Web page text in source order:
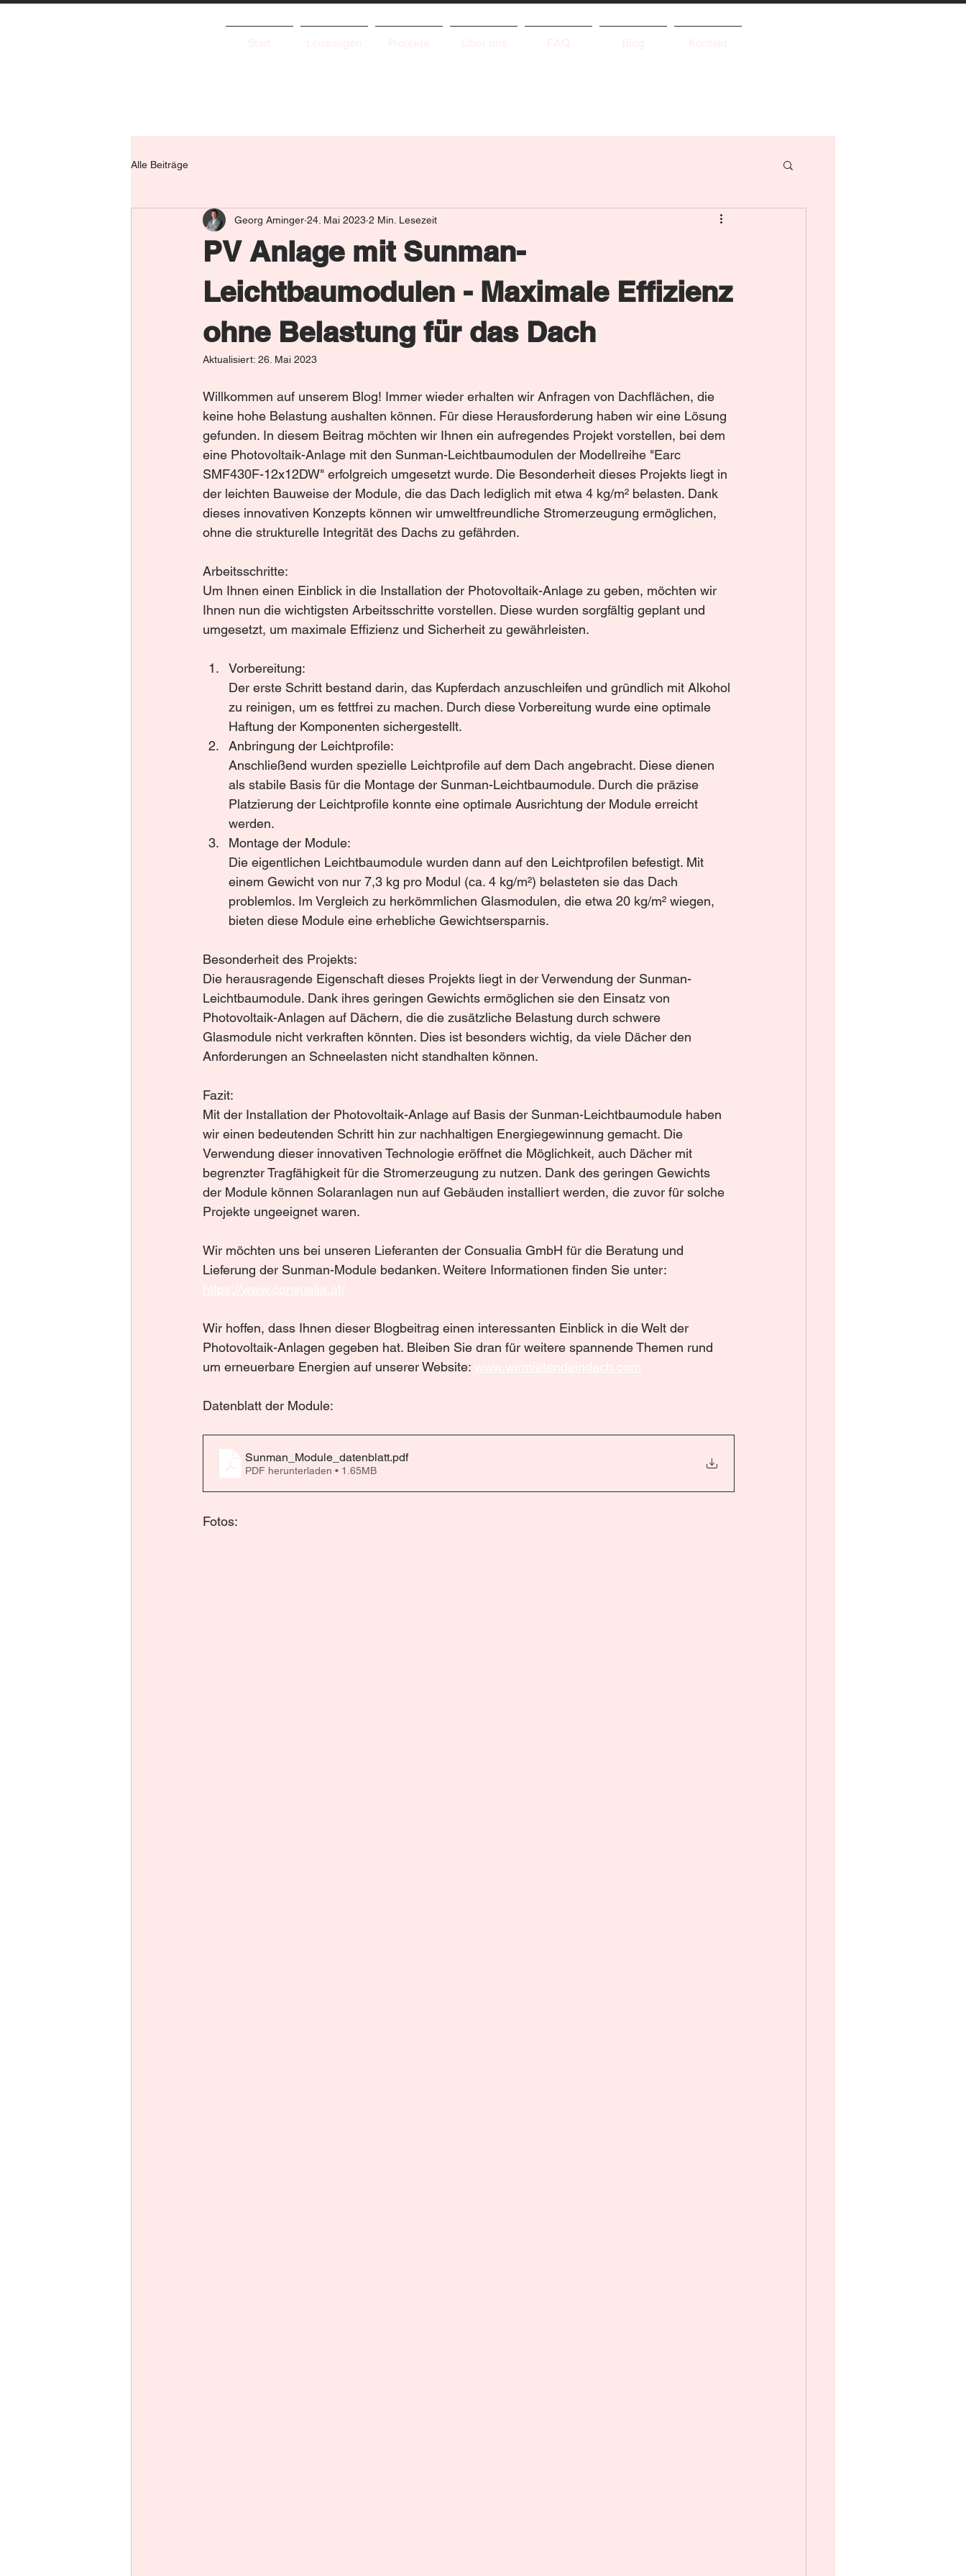
Alle Beiträge
PV Anlage mit Sunman-
Leichtbaumodulen - Maximale Effizienz
ohne Belastung für das Dach
Georg Aminger 24. Mai 2023 2 Min. Lesezeit
Aktualisiert: 26. Mai 2023
Willkommen auf unserem Blog! Immer wieder erhalten wir Anfragen von Dachflächen, die
keine hohe Belastung aushalten können. Für diese Herausforderung haben wir eine Lösung
gefunden. In diesem Beitrag möchten wir Ihnen ein aufregendes Projekt vorstellen, bei dem
eine Photovoltaik-Anlage mit den Sunman-Leichtbaumodulen der Modellreihe "Earc
SMF430F-12x12DW" erfolgreich umgesetzt wurde. Die Besonderheit dieses Projekts liegt in
der leichten Bauweise der Module, die das Dach lediglich mit etwa 4 kg/m² belasten. Dank
dieses innovativen Konzepts können wir umweltfreundliche Stromerzeugung ermöglichen,
ohne die strukturelle Integrität des Dachs zu gefährden.
Arbeitsschritte:
Um Ihnen einen Einblick in die Installation der Photovoltaik-Anlage zu geben, möchten wir
Ihnen nun die wichtigsten Arbeitsschritte vorstellen. Diese wurden sorgfältig geplant und
umgesetzt, um maximale Effizienz und Sicherheit zu gewährleisten.
Vorbereitung:
Der erste Schritt bestand darin, das Kupferdach anzuschleifen und gründlich mit Alkohol
zu reinigen, um es fettfrei zu machen. Durch diese Vorbereitung wurde eine optimale
Haftung der Komponenten sichergestellt.
Anbringung der Leichtprofile:
Anschließend wurden spezielle Leichtprofile auf dem Dach angebracht. Diese dienen
als stabile Basis für die Montage der Sunman-Leichtbaumodule. Durch die präzise
Platzierung der Leichtprofile konnte eine optimale Ausrichtung der Module erreicht
werden.
Montage der Module:
Die eigentlichen Leichtbaumodule wurden dann auf den Leichtprofilen befestigt. Mit
einem Gewicht von nur 7,3 kg pro Modul (ca. 4 kg/m²) belasteten sie das Dach
problemlos. Im Vergleich zu herkömmlichen Glasmodulen, die etwa 20 kg/m² wiegen,
bieten diese Module eine erhebliche Gewichtsersparnis.
Besonderheit des Projekts:
Die herausragende Eigenschaft dieses Projekts liegt in der Verwendung der Sunman-
Leichtbaumodule. Dank ihres geringen Gewichts ermöglichen sie den Einsatz von
Photovoltaik-Anlagen auf Dächern, die die zusätzliche Belastung durch schwere
Glasmodule nicht verkraften könnten. Dies ist besonders wichtig, da viele Dächer den
Anforderungen an Schneelasten nicht standhalten können.
Fazit:
Mit der Installation der Photovoltaik-Anlage auf Basis der Sunman-Leichtbaumodule haben
wir einen bedeutenden Schritt hin zur nachhaltigen Energiegewinnung gemacht. Die
Verwendung dieser innovativen Technologie eröffnet die Möglichkeit, auch Dächer mit
begrenzter Tragfähigkeit für die Stromerzeugung zu nutzen. Dank des geringen Gewichts
der Module können Solaranlagen nun auf Gebäuden installiert werden, die zuvor für solche
Projekte ungeeignet waren.
Wir möchten uns bei unseren Lieferanten der Consualia GmbH für die Beratung und
Lieferung der Sunman-Module bedanken. Weitere Informationen finden Sie unter:
Wir hoffen, dass Ihnen dieser Blogbeitrag einen interessanten Einblick in die Welt der
Photovoltaik-Anlagen gegeben hat. Bleiben Sie dran für weitere spannende Themen rund
um erneuerbare Energien auf unserer Website:
Datenblatt der Module:
Sunman_Module_datenblatt.pdf
PDF herunterladen • 1.65MB
Fotos: